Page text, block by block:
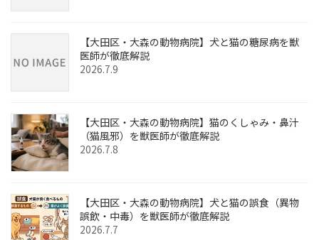
【大田区・大森の動物病院】犬と猫の糖尿病を獣
医師が徹底解説
2026.7.9
【大田区・大森の動物病院】猫のくしゃみ・鼻汁
（猫風邪）を獣医師が徹底解説
2026.7.8
【大田区・大森の動物病院】犬と猫の誤食（異物
誤飲・中毒）を獣医師が徹底解説
2026.7.7